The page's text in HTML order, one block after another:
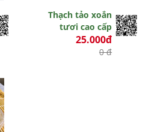
Thạch tảo xoắn
tươi cao cấp
25.000đ
0 đ